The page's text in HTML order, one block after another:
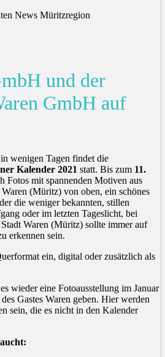
und der
GmbH auf
wenigen Tagen findet die
Kalender 2021 statt. Bis zum 11.
Fotos mit spannenden Motiven aus
(Müritz) von oben, ein schönes
die weniger bekannten, stillen
oder im letzten Tageslicht, bei
Waren (Müritz) sollte immer auf
erkennen sein.
ein, digital oder zusätzlich als
wieder eine Fotoausstellung im Januar
Gastes Waren geben. Hier werden
sein, die es nicht in den Kalender